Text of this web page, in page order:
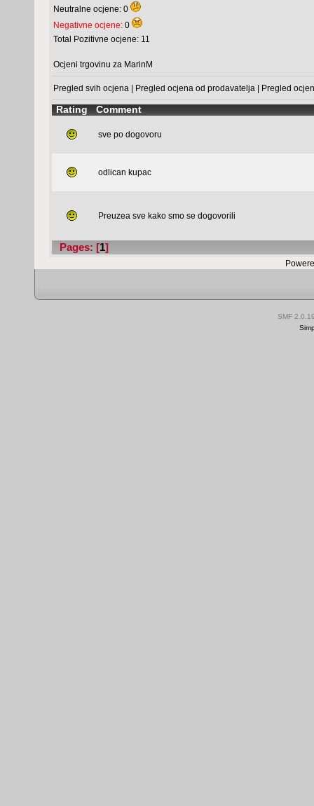
Neutralne ocjene: 0
Negativne ocjene: 0
Total Pozitivne ocjene: 11
Ocjeni trgovinu za MarinM
Pregled svih ocjena | Pregled ocjena od prodavatelja | Pregled
Rating Comment
sve po dogovoru
odlican kupac
Preuzea sve kako smo se dogovorili
Pages: [1]
SMF